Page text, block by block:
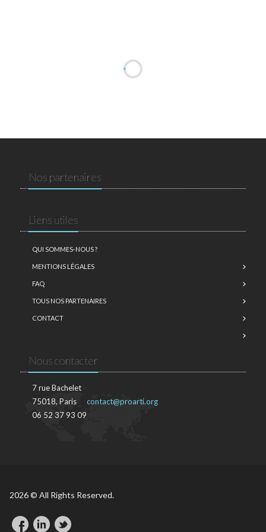
Nos partenaires
Liens utiles
QUI SOMMES-NOUS ?
MENTIONS LÉGALES
FAQ
TOUS NOS PARTENAIRES
CONTACT
Nous contacter
7 rue Bachelet
75018, Paris
06 52 37 93 09
contact@proarti.org
2026 © All Rights Reserved.